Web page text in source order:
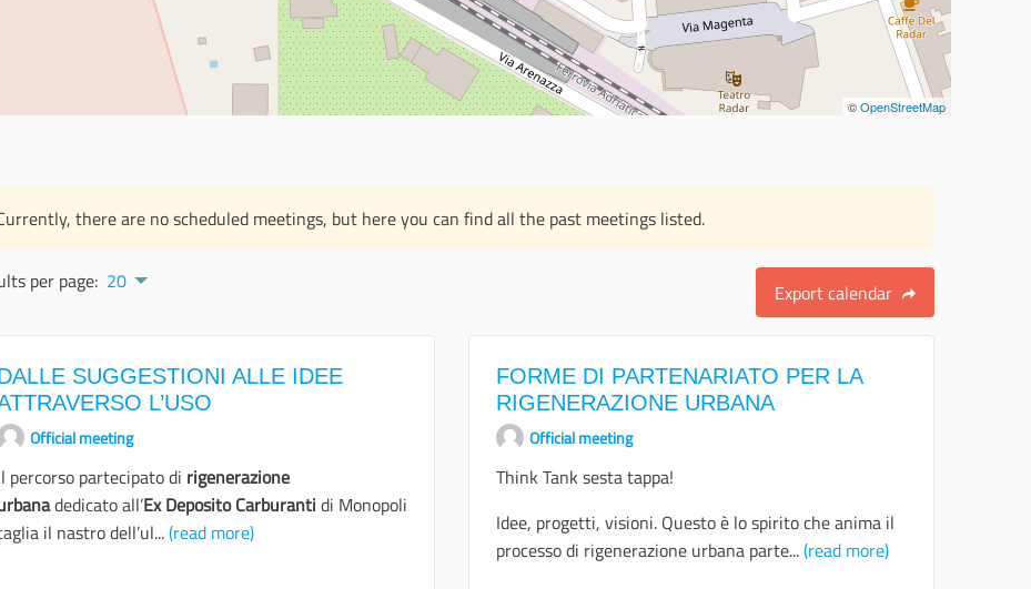
©OpenStreetMap
there are no scheduled meetings, but here you can find all the past meetings listed.
per page: 20 Export calendar
SUGGESTIONI ALLE IDEE
L’USO
Official meeting
percorso partecipato di rigenerazione
dedicato all’Ex Deposito Carburanti di Monopoli
il nastro dell’ul...(read more)
FORME DI PARTENARIATO PER LA
RIGENERAZIONE URBANA
Official meeting
Think Tank sesta tappa!
Idee, progetti, visioni. Questo è lo spirito che anima il
processo di rigenerazione urbana parte...(read more)